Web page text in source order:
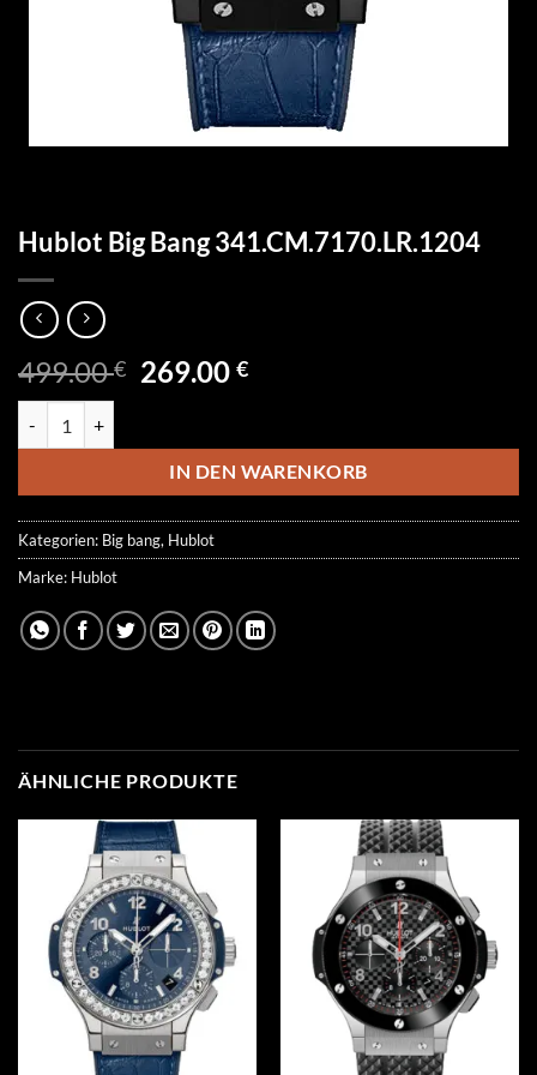
Hublot Big Bang 341.CM.7170.LR.1204
499.00€ Ursprünglicher
499.00 €
269.00€Aktueller
269.00 €.
IN DEN WARENKORB
Kategorien: Big bang, Hublot
Marke: Hublot
ÄHNLICHE PRODUKTE